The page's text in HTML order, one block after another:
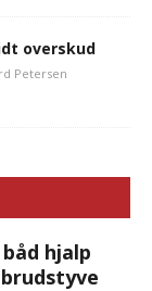
overskud
Petersen
hjalp